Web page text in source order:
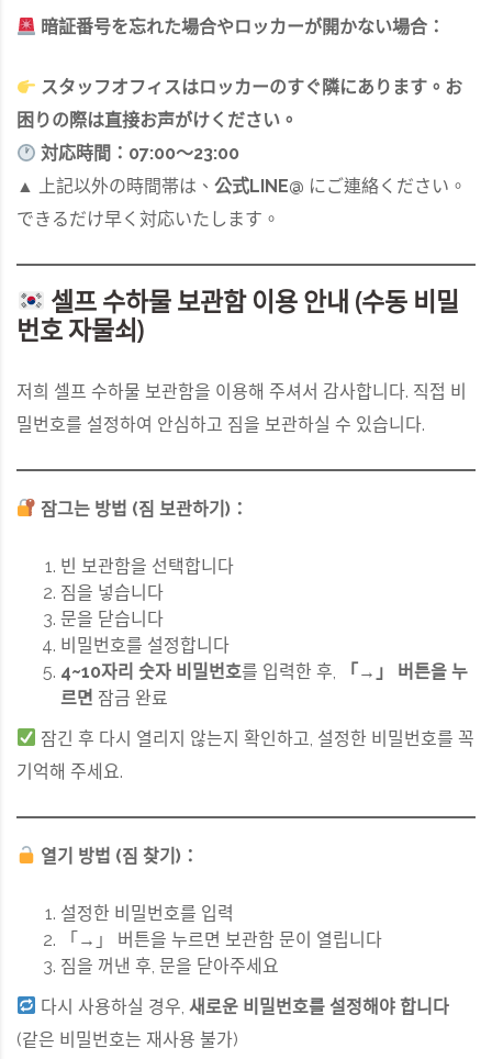
暗証番号を忘れた場合やロッカーが開かない場合：
スタッフオフィスはロッカーのすぐ隣にあります。お
困りの際は直接お声がけください。
対応時間：07:00〜23:00
▲ 上記以外の時間帯は、 公式LINE@ にご連絡ください。
できるだけ早く対応いたします。
셀프 수하물 보관함 이용 안내 (수동 비밀
번호 자물쇠)
저희 셀프 수하물 보관함을 이용해 주셔서 감사합니다. 직접 비
밀번호를 설정하여 안심하고 짐을 보관하실 수 있습니다.
잠그는 방법 (짐 보관하기)：
빈 보관함을 선택합니다
짐을 넣습니다
문을 닫습니다
비밀번호를 설정합니다
4~10자리 숫자 비밀번호를 입력한 후,
「→」 버튼을 누
르면 잠금 완료
잠긴 후 다시 열리지 않는지 확인하고, 설정한 비밀번호를 꼭
기억해 주세요.
열기 방법 (짐 찾기)：
설정한 비밀번호를 입력
「→」 버튼을 누르면 보관함 문이 열립니다
짐을 꺼낸 후, 문을 닫아주세요
다시 사용하실 경우,새로운 비밀번호를 설정해야 합니다
(같은 비밀번호는 재사용 불가)